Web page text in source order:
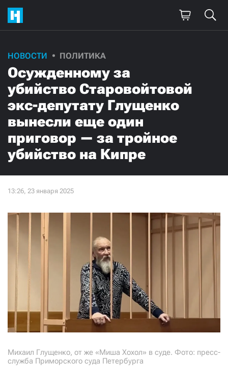
НОВОСТИ ПОЛИТИКА
Осужденному за
убийство Старовойтовой
экс-депутату Глущенко
вынесли еще один
приговор — за тройное
убийство на Кипре
Михаил Глущенко, от же «Миша Хохол» в суде. Фото: пресс-
служба Приморского суда Петербурга